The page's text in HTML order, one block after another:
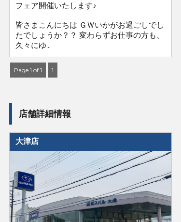
フェア開催いたします♪
皆さまこんにちは ＧＷいかがお過ごしでし
たでしょうか？？ 変わらずお仕事の方も、
久々にゆ...
Page 1 of 1 1
店舗詳細情報
大津店